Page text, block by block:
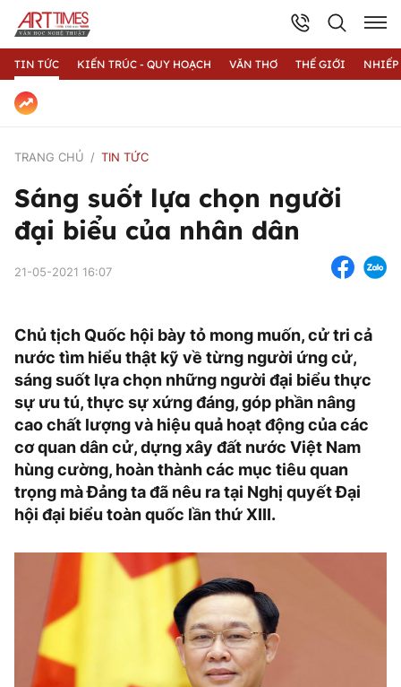
TIN TỨC KIẾN TRÚC - QUY HOẠCH VĂN THƠ THẾ GIỚI
TRANG CHỦ TIN TỨC
Sáng suốt lựa chọn người
đại biểu của nhân dân
21-05-2021 16:07
Chủ tịch Quốc hội bày tỏ mong muốn, cử tri cả
nước tìm hiểu thật kỹ về từng người ứng cử,
sáng suốt lựa chọn những người đại biểu thực
sự ưu tú, thực sự xứng đáng, góp phần nâng
cao chất lượng và hiệu quả hoạt động của các
cơ quan dân cử, dựng xây đất nước Việt Nam
hùng cường, hoàn thành các mục tiêu quan
trọng mà Đảng ta đã nêu ra tại Nghị quyết Đại
hội đại biểu toàn quốc lần thứ XIII.